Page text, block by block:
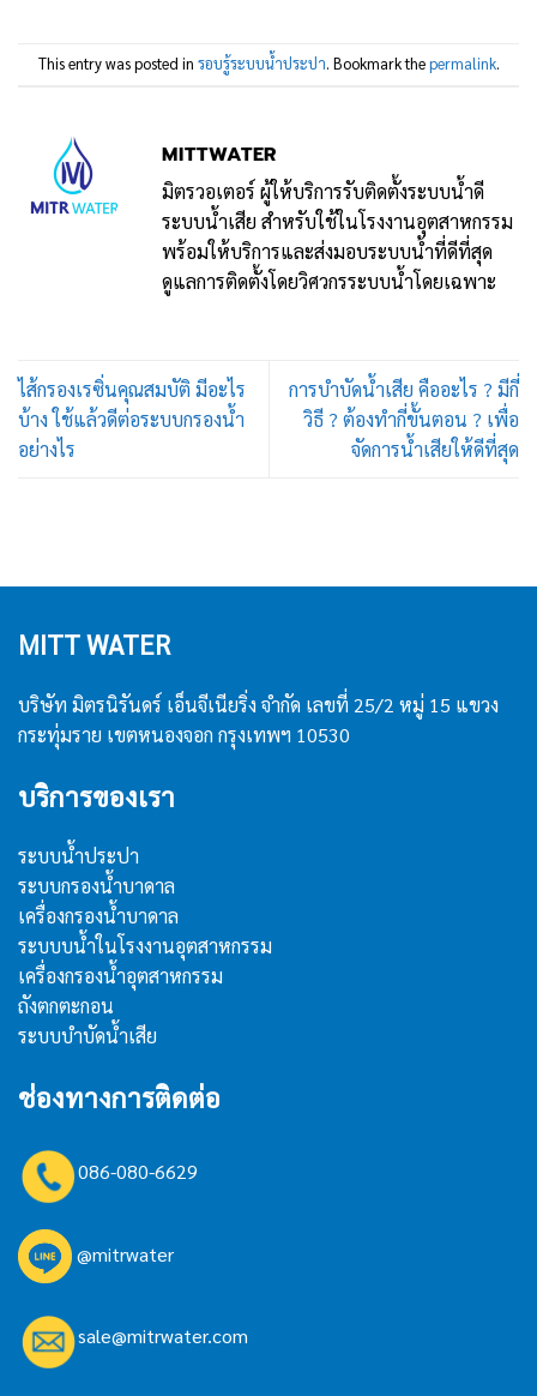
This entry was posted in รอบรู้ระบบน้ำประปา. Bookmark thepermalink.
MITTWATER
มิตรวอเตอร์ ผู้ให้บริการรับติดตั้งระบบน้ำดี
ระบบน้ำเสีย สำหรับใช้ในโรงงานอุตสาหกรรม
พร้อมให้บริการและส่งมอบระบบน้ำที่ดีที่สุด
ดูแลการติดตั้งโดยวิศวกรระบบน้ำโดยเฉพาะ
ไส้กรองเรซิ่นคุณสมบัติ มีอะไร
บ้าง ใช้แล้วดีต่อระบบกรองน้ำ
อย่างไร
การบำบัดน้ำเสีย คืออะไร ? มีกี่
วิธี ? ต้องทำกี่ขั้นตอน ? เพื่อ
จัดการน้ำเสียให้ดีที่สุด
MITT WATER
บริษัท มิตรนิรันดร์ เอ็นจีเนียริ่ง จำกัด เลขที่ 25/2 หมู่ 15 แขวง
กระทุ่มราย เขตหนองจอก กรุงเทพฯ 10530
บริการของเรา
ระบบน้ำประปา
ระบบกรองน้ำบาดาล
เครื่องกรองน้ำบาดาล
ระบบบน้ำในโรงงานอุตสาหกรรม
เครื่องกรองน้ำอุตสาหกรรม
ถังตกตะกอน
ระบบบำบัดน้ำเสีย
ช่องทางการติดต่อ
086-080-6629
@mitrwater
sale@mitrwater.com